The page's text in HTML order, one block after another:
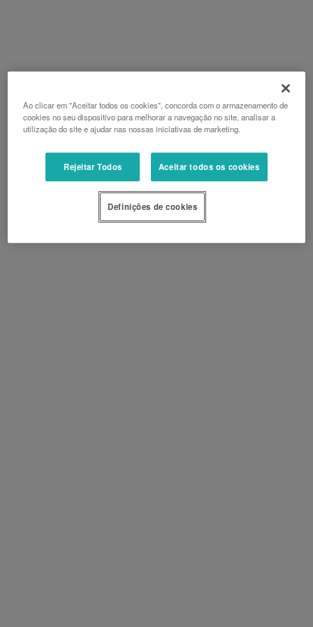
Ao clicar em "Aceitar todos os cookies", concorda com o armazenamento de
cookies no seu dispositivo para melhorar a navegação no site, analisar a
utilização do site e ajudar nas nossas iniciativas de marketing.
Rejeitar Todos Aceitar todos os cookies
Definições de cookies